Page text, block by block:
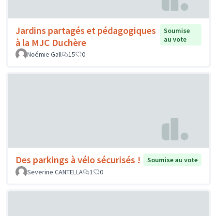
Jardins partagés et pédagogiques
à la MJC Duchère
Soumise
au vote
Noémie Gall
15 0
Des parkings à vélo sécurisés !
Soumise au vote
Severine CANTELLA
1 0